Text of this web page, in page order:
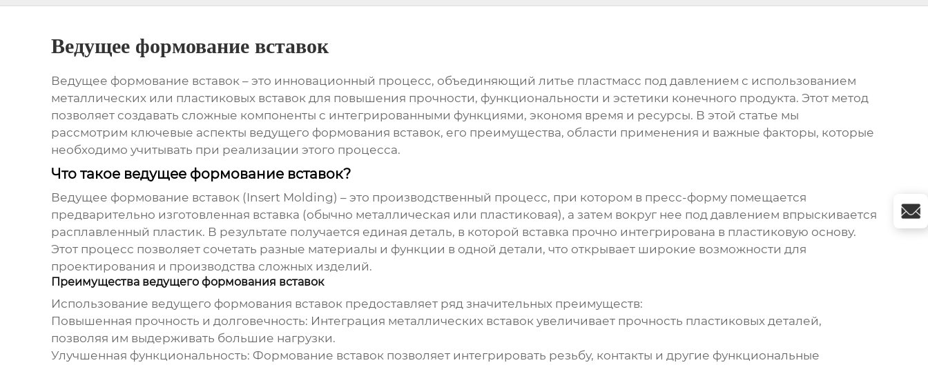
Ведущее формование вставок
Ведущее формование вставок– это инновационный процесс, объединяющий литье пластмасс под давлением с использованием
металлических или пластиковых вставок для повышения прочности, функциональности и эстетики конечного продукта. Этот метод
позволяет создавать сложные компоненты с интегрированными функциями, экономя время и ресурсы. В этой статье мы
рассмотрим ключевые аспекты ведущего формования вставок, его преимущества, области применения и важные факторы, которые
необходимо учитывать при реализации этого процесса.
Что такое ведущее формование вставок?
Ведущее формование вставок(Insert Molding) – это производственный процесс, при котором в пресс-форму помещается
предварительно изготовленная вставка (обычно металлическая или пластиковая), а затем вокруг нее под давлением впрыскивается
расплавленный пластик. В результате получается единая деталь, в которой вставка прочно интегрирована в пластиковую основу.
Этот процесс позволяет сочетать разные материалы и функции в одной детали, что открывает широкие возможности для
проектирования и производства сложных изделий.
Преимущества ведущего формования вставок
Использование ведущего формования вставокпредоставляет ряд значительных преимуществ:
Повышенная прочность и долговечность: Интеграция металлических вставок увеличивает прочность пластиковых деталей,
позволяя им выдерживать большие нагрузки.
Улучшенная функциональность: Формование вставок позволяет интегрировать резьбу, контакты и другие функциональные